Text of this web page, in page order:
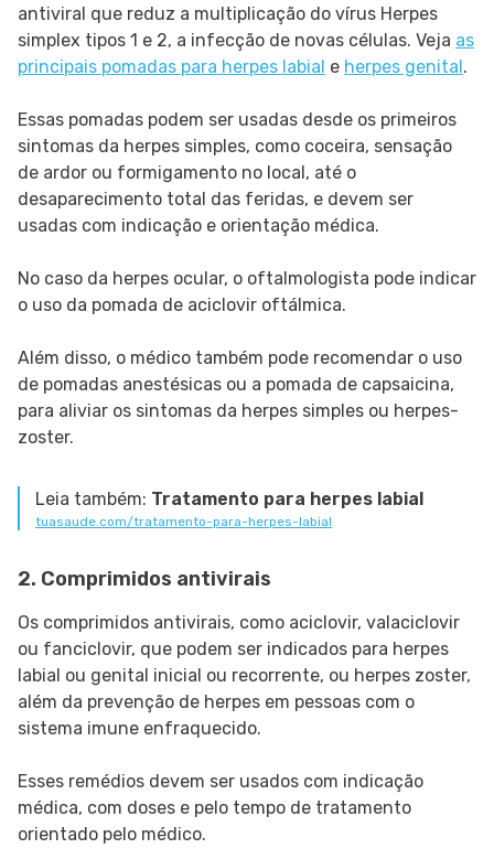
antiviral que reduz a multiplicação do vírus Herpes
simplex tipos 1 e 2, a infecção de novas células. Veja as
principais pomadas para herpes labial e herpes genital .
Essas pomadas podem ser usadas desde os primeiros
sintomas da herpes simples, como coceira, sensação
de ardor ou formigamento no local, até o
desaparecimento total das feridas, e devem ser
usadas com indicação e orientação médica.
No caso da herpes ocular, o oftalmologista pode indicar
o uso da pomada de aciclovir oftálmica.
Além disso, o médico também pode recomendar o uso
de pomadas anestésicas ou a pomada de capsaicina,
para aliviar os sintomas da herpes simples ou herpes-
zoster.
Leia também: Tratamento para herpes labial
tuasaude.com/tratamento-para-herpes-labial
2. Comprimidos antivirais
Os comprimidos antivirais, como aciclovir, valaciclovir
ou fanciclovir, que podem ser indicados para herpes
labial ou genital inicial ou recorrente, ou herpes zoster,
além da prevenção de herpes em pessoas com o
sistema imune enfraquecido.
Esses remédios devem ser usados com indicação
médica, com doses e pelo tempo de tratamento
orientado pelo médico.